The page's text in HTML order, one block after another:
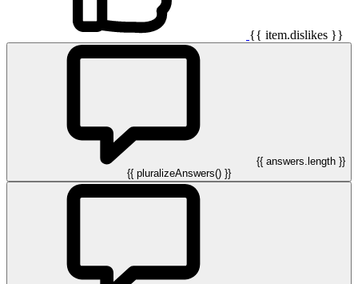
{{ item.dislikes }}
{{ answers.length }}
{{ pluralizeAnswers() }}